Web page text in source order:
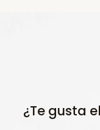
¿Te gusta